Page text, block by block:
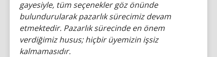
gayesiyle, tüm seçenekler göz önünde
bulundurularak pazarlık sürecimiz devam
etmektedir. Pazarlık sürecinde en önem
verdiğimiz husus; hiçbir üyemizin işsiz
kalmamasıdır.